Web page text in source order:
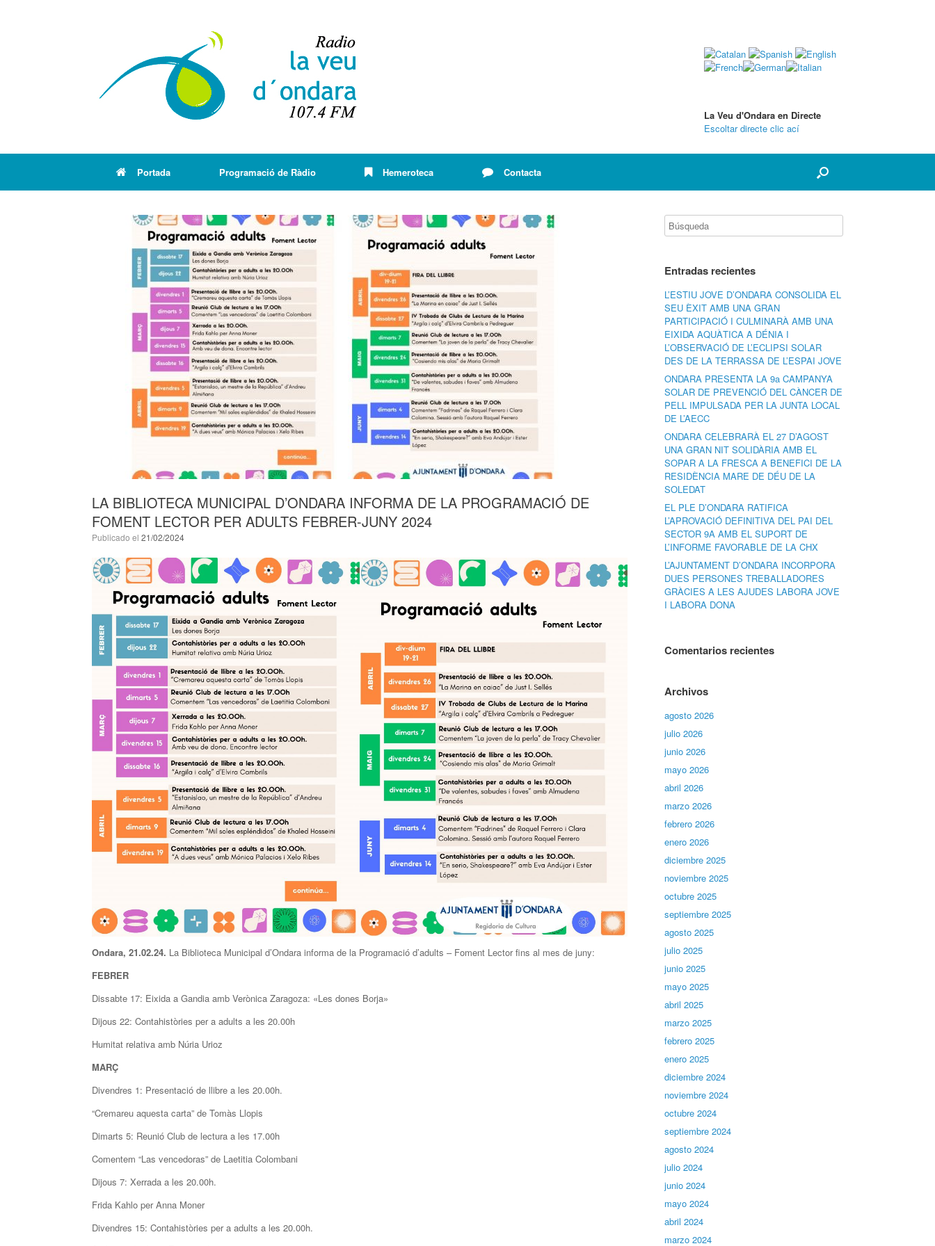
La Veu d'Ondara en Directe
Escoltar directe clic ací
Portada Programació de Ràdio Hemeroteca Contacta
LA BIBLIOTECA MUNICIPAL D’ONDARA INFORMA DE LA PROGRAMACIÓ DE
FOMENT LECTOR PER ADULTS FEBRER-JUNY 2024
Publicado el 21/02/2024
Ondara, 21.02.24. La Biblioteca Municipal d’Ondara informa de la Programació d’adults – Foment Lector fins al mes de juny:
FEBRER
Dissabte 17: Eixida a Gandia amb Verònica Zaragoza: «Les dones Borja»
Dijous 22: Contahistòries per a adults a les 20.00h
Humitat relativa amb Núria Urioz
MARÇ
Divendres 1: Presentació de llibre a les 20.00h.
“Cremareu aquesta carta” de Tomàs Llopis
Dimarts 5: Reunió Club de lectura a les 17.00h
Comentem “Las vencedoras” de Laetitia Colombani
Dijous 7: Xerrada a les 20.00h.
Frida Kahlo per Anna Moner
Divendres 15: Contahistòries per a adults a les 20.00h.
Entradas recientes
L’ESTIU JOVE D’ONDARA CONSOLIDA EL
SEU ÈXIT AMB UNA GRAN
PARTICIPACIÓ I CULMINARÀ AMB UNA
EIXIDA AQUÀTICA A DÉNIA I
L’OBSERVACIÓ DE L’ECLIPSI SOLAR
DES DE LA TERRASSA DE L’ESPAI JOVE
ONDARA PRESENTA LA 9a CAMPANYA
SOLAR DE PREVENCIÓ DEL CÀNCER DE
PELL IMPULSADA PER LA JUNTA LOCAL
DE L’AECC
ONDARA CELEBRARÀ EL 27 D’AGOST
UNA GRAN NIT SOLIDÀRIA AMB EL
SOPAR A LA FRESCA A BENEFICI DE LA
RESIDÈNCIA MARE DE DÉU DE LA
SOLEDAT
EL PLE D’ONDARA RATIFICA
L’APROVACIÓ DEFINITIVA DEL PAI DEL
SECTOR 9A AMB EL SUPORT DE
L’INFORME FAVORABLE DE LA CHX
L’AJUNTAMENT D’ONDARA INCORPORA
DUES PERSONES TREBALLADORES
GRÀCIES A LES AJUDES LABORA JOVE
I LABORA DONA
Comentarios recientes
Archivos
agosto 2026
julio 2026
junio 2026
mayo 2026
abril 2026
marzo 2026
febrero 2026
enero 2026
diciembre 2025
noviembre 2025
octubre 2025
septiembre 2025
agosto 2025
julio 2025
junio 2025
mayo 2025
abril 2025
marzo 2025
febrero 2025
enero 2025
diciembre 2024
noviembre 2024
octubre 2024
septiembre 2024
agosto 2024
julio 2024
junio 2024
mayo 2024
abril 2024
marzo 2024